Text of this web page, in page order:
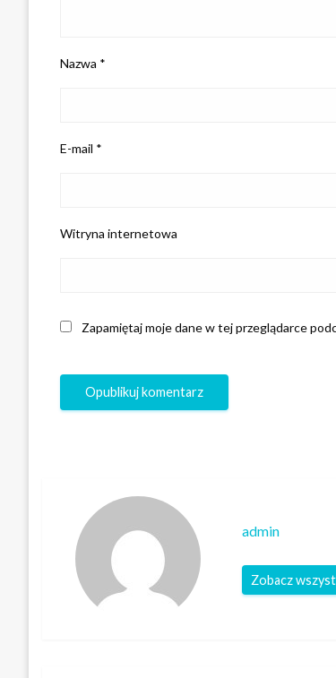
Nazwa *
E-mail *
Witryna internetowa
Zapamiętaj moje dane w tej przeglądarce
admin
Zobacz